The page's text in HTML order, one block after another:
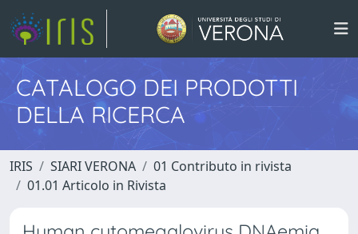
CATALOGO DEI PRODOTTI
DELLA RICERCA
IRIS SIARI VERONA
01 Contributo in rivista
01.01 Articolo in Rivista